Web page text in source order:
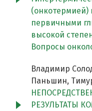
(онкотермией)
первичными
высокой
Вопросы
Владимир
Паньшин,
РЕЗУЛЬТАТЫ